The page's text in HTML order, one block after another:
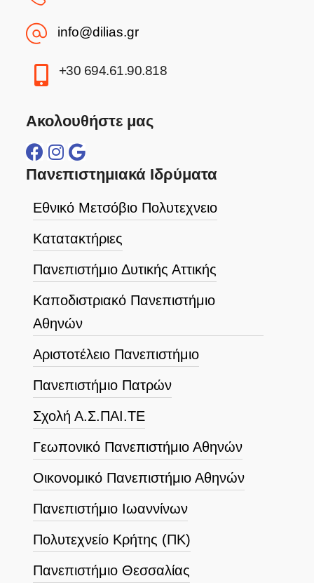
info@dilias.gr
+30 694.61.90.818
Ακολουθήστε μας
Πανεπιστημιακά Ιδρύματα
Εθνικό Μετσόβιο Πολυτεχνειο
Κατατακτήριες
Πανεπιστήμιο Δυτικής Αττικής
Καποδιστριακό Πανεπιστήμιο
Αθηνών
Αριστοτέλειο Πανεπιστήμιο
Πανεπιστήμιο Πατρών
Σχολή Α.Σ.ΠΑΙ.ΤΕ
Γεωπονικό Πανεπιστήμιο Αθηνών
Οικονομικό Πανεπιστήμιο Αθηνών
Πανεπιστήμιο Ιωαννίνων
Πολυτεχνείο Κρήτης (ΠΚ)
Πανεπιστήμιο Θεσσαλίας